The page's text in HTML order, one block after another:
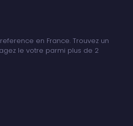
en France. Trouvez un
le votre parmi plus de 2